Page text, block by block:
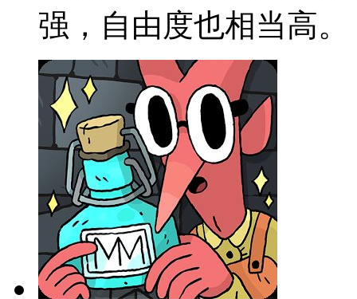
强，自由度也相当高。